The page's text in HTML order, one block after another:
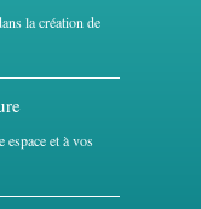
la création de
espace et à vos